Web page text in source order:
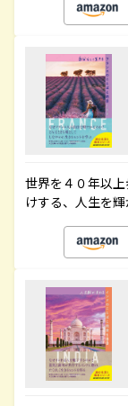
世界を４０年以
けする、人生を